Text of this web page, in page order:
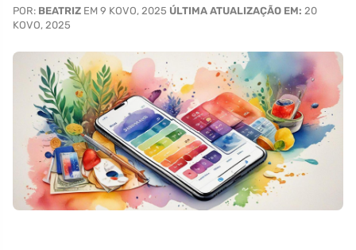
POR: BEATRIZ EM 9 KOVO, 2025 ÚLTIMA ATUALIZAÇÃO EM: 20
KOVO, 2025